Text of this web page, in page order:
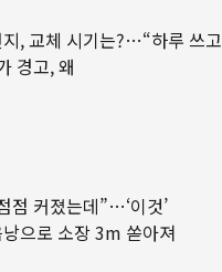
, 교체 시기는?…“하루 쓰고
경고, 왜
점 커졌는데”…‘이것’
으로 소장 3m 쏟아져